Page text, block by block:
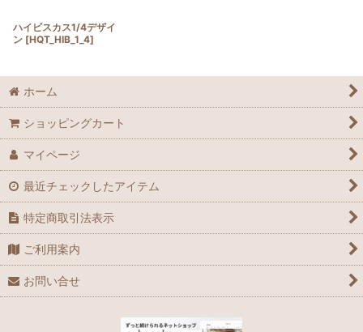
ハイビスカス1/4デザイ
ン [HQT_HIB_1_4]
ホーム
ショッピングカート
マイページ
最近チェックしたアイテム
特定商取引法表示
ご利用案内
お問い合せ